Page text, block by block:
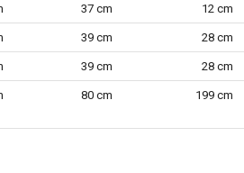
125 mm
37 cm 12 cm
39 cm 28 cm
39 cm 28 cm
80 cm 199 cm